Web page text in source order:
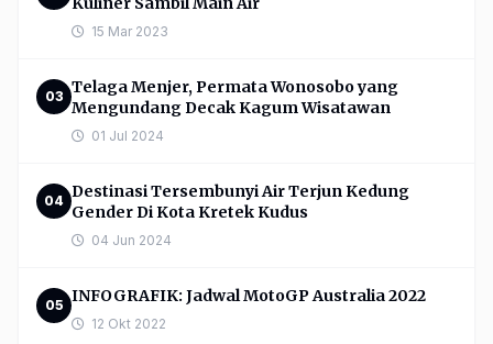
15 Mar 2023
03 Telaga Menjer, Permata Wonosobo yang
Mengundang Decak Kagum Wisatawan
01 Jul 2024
04 Destinasi Tersembunyi Air Terjun Kedung
Gender Di Kota Kretek Kudus
04 Jun 2024
05 INFOGRAFIK: Jadwal MotoGP Australia 2022
12 Okt 2022